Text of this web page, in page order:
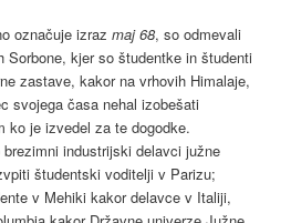
označuje izrazmaj 68, so odmevali
Sorbone, kjer so študentke in študenti
zastave, kakor na vrhovih Himalaje,
svojega časa nehal izobešati
ko je izvedel za te dogodke.
industrijski delavci južne
študentski voditelji v Parizu;
v Mehiki kakor delavce v Italiji,